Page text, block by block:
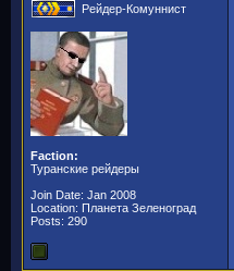
Рейдер-Комуннист
Faction:
Туранские рейдеры
Join Date: Jan 2008
Location: Планета Зеленоград
Posts: 290